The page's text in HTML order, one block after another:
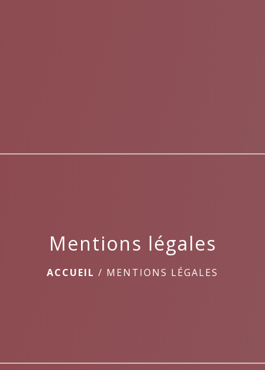
Mentions légales
ACCUEIL / MENTIONS LÉGALES